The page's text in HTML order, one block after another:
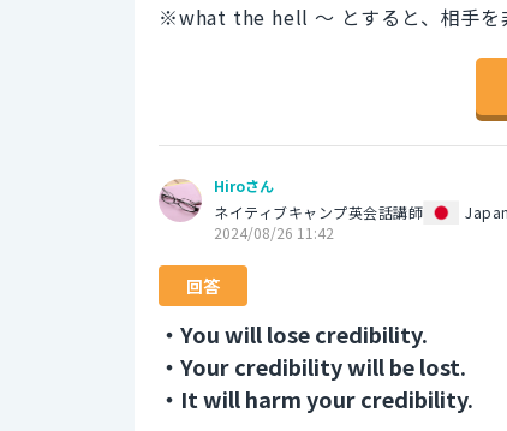
※what the hell 〜 とすると、相手を
Hiroさん
ネイティブキャンプ英会話講師
Japan
2024/08/26 11:42
回答
・You will lose credibility.
・Your credibility will be lost.
・It will harm your credibility.